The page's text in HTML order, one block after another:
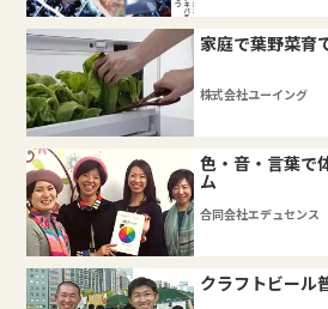
家庭で葉野菜育
株式会社ユーイング
色・音・言葉
ム
合同会社エデュセンス
クラフトビール